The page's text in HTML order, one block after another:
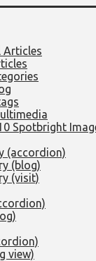
Articles
Spotbright
(accordion)
(blog)
(visit)
view)